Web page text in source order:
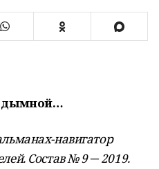
дымной…
навигатор
Состав № 9 ─ 2019.